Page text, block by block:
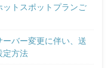
ットスポットプランご
バー変更に伴い、送
定方法